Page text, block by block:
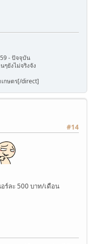
- ปัจจุบัน
ๆยังไม่จริงจัง
กษตร[/direct]
#14
ร์ละ 500 บาท/เดือน